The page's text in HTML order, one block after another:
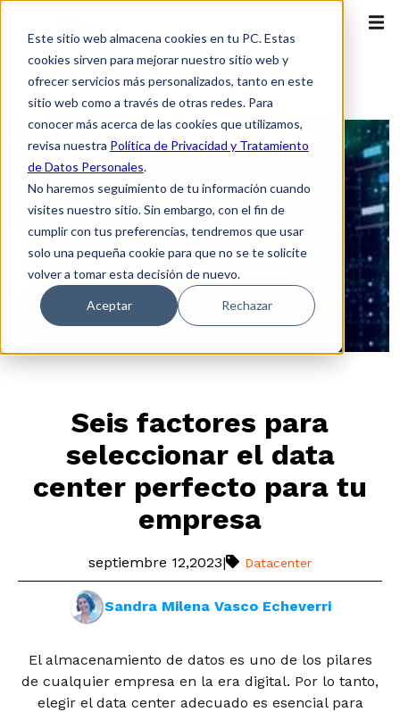
Este sitio web almacena cookies en tu PC. Estas
cookies sirven para mejorar nuestro sitio web y
ofrecer servicios más personalizados, tanto en este
sitio web como a través de otras redes. Para
conocer más acerca de las cookies que utilizamos,
revisa nuestra Política de Privacidad y Tratamiento
de Datos Personales.
No haremos seguimiento de tu información cuando
visites nuestro sitio. Sin embargo, con el fin de
cumplir con tus preferencias, tendremos que usar
solo una pequeña cookie para que no se te solicite
volver a tomar esta decisión de nuevo.
Aceptar Rechazar
Seis factores para
seleccionar el data
center perfecto para tu
empresa
septiembre 12,2023| Datacenter
Sandra Milena Vasco Echeverri
El almacenamiento de datos es uno de los pilares
de cualquier empresa en la era digital. Por lo tanto,
elegir el data center adecuado es esencial para